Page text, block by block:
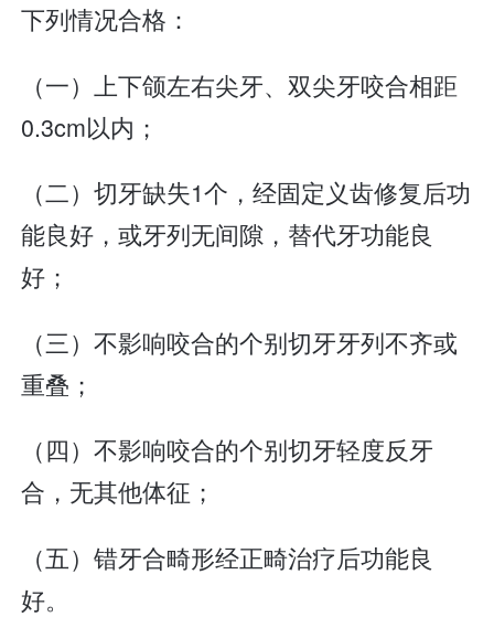
下列情况合格：
（一）上下颌左右尖牙、双尖牙咬合相距
0.3cm以内；
（二）切牙缺失1个，经固定义齿修复后功
能良好，或牙列无间隙，替代牙功能良
好；
（三）不影响咬合的个别切牙牙列不齐或
重叠；
（四）不影响咬合的个别切牙轻度反牙
合，无其他体征；
（五）错牙合畸形经正畸治疗后功能良
好。